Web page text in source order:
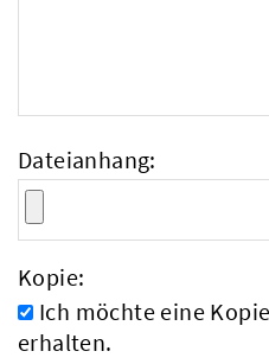
Dateianhang:
Kopie:
Ich möchte eine
erhalten.